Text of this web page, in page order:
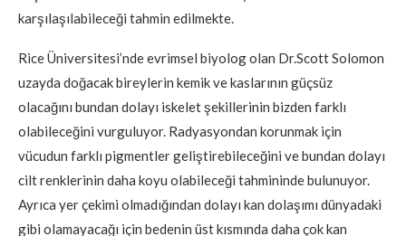
karşılaşılabileceği tahmin edilmekte.
Rice Üniversitesi’nde evrimsel biyolog olan Dr.Scott Solomon
uzayda doğacak bireylerin kemik ve kaslarının güçsüz
olacağını bundan dolayı iskelet şekillerinin bizden farklı
olabileceğini vurguluyor. Radyasyondan korunmak için
vücudun farklı pigmentler geliştirebileceğini ve bundan dolayı
cilt renklerinin daha koyu olabileceği tahmininde bulunuyor.
Ayrıca yer çekimi olmadığından dolayı kan dolaşımı dünyadaki
gibi olamayacağı için bedenin üst kısmında daha çok kan